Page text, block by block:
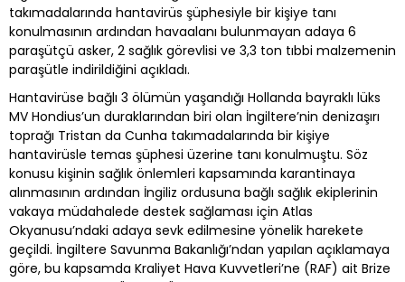
takımadalarında hantavirüs şüphesiyle bir kişiye tanı
konulmasının ardından havaalanı bulunmayan adaya 6
paraşütçü asker, 2 sağlık görevlisi ve 3,3 ton tıbbi malzemenin
paraşütle indirildiğini açıkladı.
Hantavirüse bağlı 3 ölümün yaşandığı Hollanda bayraklı lüks
MV Hondius’un duraklarından biri olan İngiltere’nin denizaşırı
toprağı Tristan da Cunha takımadalarında bir kişiye
hantavirüsle temas şüphesi üzerine tanı konulmuştu. Söz
konusu kişinin sağlık önlemleri kapsamında karantinaya
alınmasının ardından İngiliz ordusuna bağlı sağlık ekiplerinin
vakaya müdahalede destek sağlaması için Atlas
Okyanusu’ndaki adaya sevk edilmesine yönelik harekete
geçildi. İngiltere Savunma Bakanlığı’ndan yapılan açıklamaya
göre, bu kapsamda Kraliyet Hava Kuvvetleri’ne (RAF) ait Brize